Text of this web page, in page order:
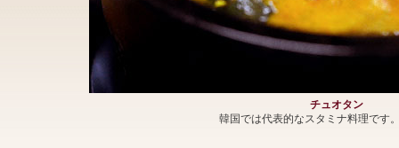
チュオタン
韓国では代表的なスタミナ料理です